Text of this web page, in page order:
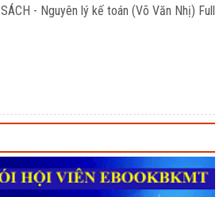
SÁCH - Nguyên lý kế toán (Võ Văn Nhị) Full